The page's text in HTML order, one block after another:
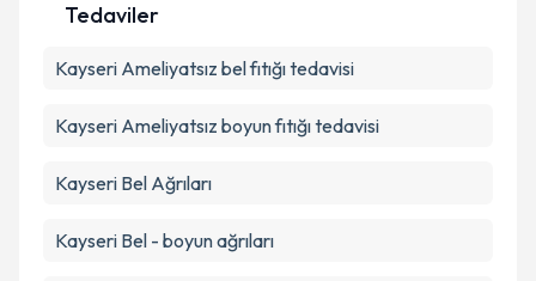
Tedaviler
Kayseri Ameliyatsız bel fıtığı tedavisi
Kayseri Ameliyatsız boyun fıtığı tedavisi
Kayseri Bel Ağrıları
Kayseri Bel - boyun ağrıları